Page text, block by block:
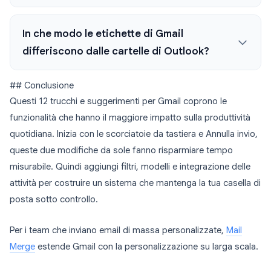
In che modo le etichette di Gmail
differiscono dalle cartelle di Outlook?
## Conclusione
Questi 12 trucchi e suggerimenti per Gmail coprono le
funzionalità che hanno il maggiore impatto sulla produttività
quotidiana. Inizia con le scorciatoie da tastiera e Annulla invio,
queste due modifiche da sole fanno risparmiare tempo
misurabile. Quindi aggiungi filtri, modelli e integrazione delle
attività per costruire un sistema che mantenga la tua casella di
posta sotto controllo.
Per i team che inviano email di massa personalizzate, Mail
Merge estende Gmail con la personalizzazione su larga scala.